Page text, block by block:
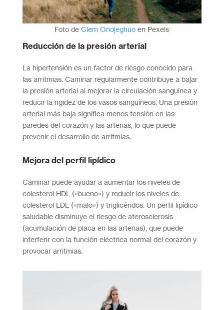
Foto deClem Onojeghuo en Pexels
Reducción de la presión arterial
La hipertensión es un factor de riesgo conocido para
las arritmias. Caminar regularmente contribuye a bajar
la presión arterial al mejorar la circulación sanguínea y
reducir la rigidez de los vasos sanguíneos. Una presión
arterial más baja significa menos tensión en las
paredes del corazón y las arterias, lo que puede
prevenir el desarrollo de arritmias.
Mejora del perfil lipídico
Caminar puede ayudar a aumentar los niveles de
colesterol HDL («bueno») y reducir los niveles de
colesterol LDL («malo») y triglicéridos. Un perfil lipídico
saludable disminuye el riesgo de aterosclerosis
(acumulación de placa en las arterias), que puede
interferir con la función eléctrica normal del corazón y
provocar arritmias.